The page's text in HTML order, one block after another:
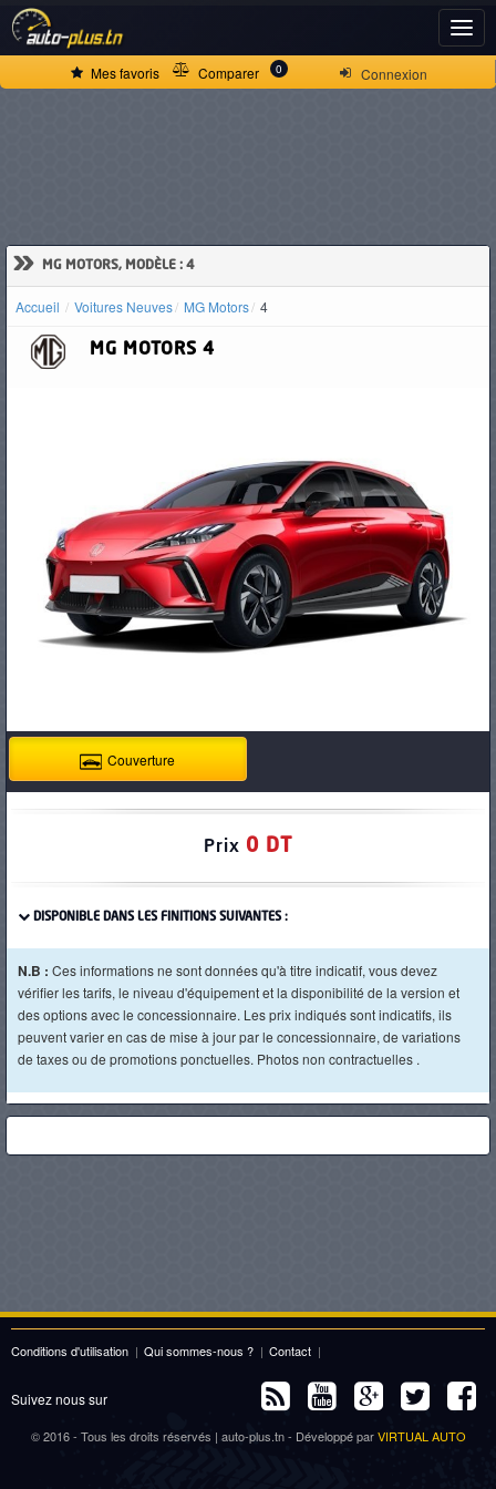
Connexion
Mes favoris Comparer 0
» MG MOTORS, MODÈLE : 4
Accueil Voitures Neuves MG Motors 4
MG MOTORS 4
Couverture
Prix 0 DT
DISPONIBLE DANS LES FINITIONS SUIVANTES :
N.B : Ces informations ne sont données qu'à titre indicatif, vous devez
vérifier les tarifs, le niveau d'équipement et la disponibilité de la version et
des options avec le concessionnaire. Les prix indiqués sont indicatifs, ils
peuvent varier en cas de mise à jour par le concessionnaire, de variations
de taxes ou de promotions ponctuelles. Photos non contractuelles .
Conditions d'utilisation | Qui sommes-nous ? | Contact |
Suivez nous sur
© 2016 - Tous les droits réservés | auto-plus.tn - Développé parVIRTUAL AUTO
ACCUEIL
D'OCCASION
PNEUS